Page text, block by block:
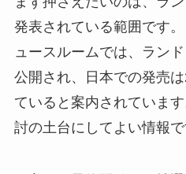
発表されている範囲です
ュースルームでは、ラン
公開され、日本での発売
ていると案内されていま
討の土台にしてよい情報で